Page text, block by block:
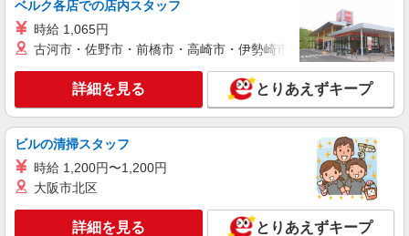
ベルク各店での店内スタッフ
時給 1,065円
古河市・佐野市・前橋市・高崎市・伊勢崎市・太田市・館林市
詳細を見る とりあえずキープ
ビルの清掃スタッフ
時給 1,200円〜1,200円
大阪市北区
詳細を見る とりあえずキープ